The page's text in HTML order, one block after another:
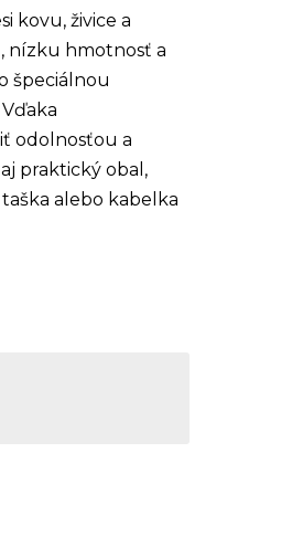
kovu, živice a
nízku hmotnosť a
špeciálnou
odolnosťou a
praktický obal,
alebo kabelka